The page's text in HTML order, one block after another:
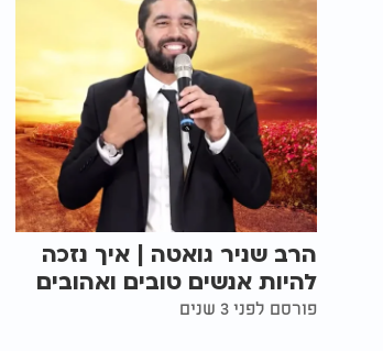
הרב שניר גואטה | איך נזכה
להיות אנשים טובים ואהובים
פורסם לפני 3 שנים